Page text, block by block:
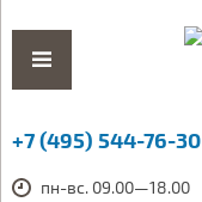
+7 (495) 544-76-30
пн-вс. 09.00—18.00